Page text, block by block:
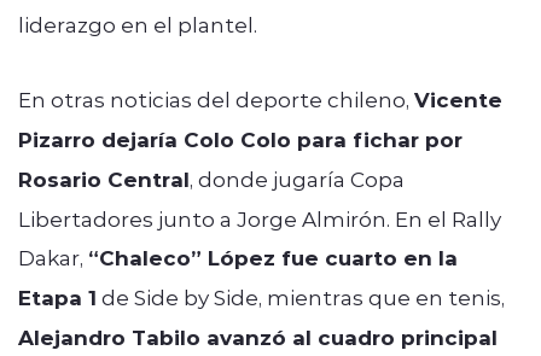
liderazgo en el plantel.
En otras noticias del deporte chileno, Vicente
Pizarro dejaría Colo Colo para fichar por
Rosario Central, donde jugaría Copa
Libertadores junto a Jorge Almirón. En el Rally
Dakar, “Chaleco” López fue cuarto en la
Etapa 1 de Side by Side, mientras que en tenis,
Alejandro Tabilo avanzó al cuadro principal